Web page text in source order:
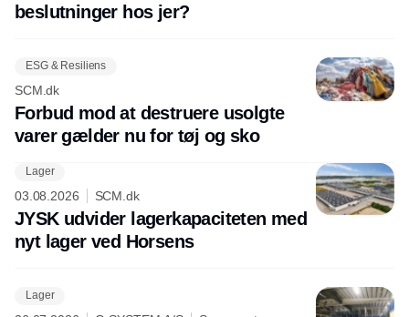
beslutninger hos jer?
ESG & Resiliens
SCM.dk
Forbud mod at destruere usolgte
varer gælder nu for tøj og sko
Lager
03.08.2026 SCM.dk
JYSK udvider lagerkapaciteten med
nyt lager ved Horsens
Lager